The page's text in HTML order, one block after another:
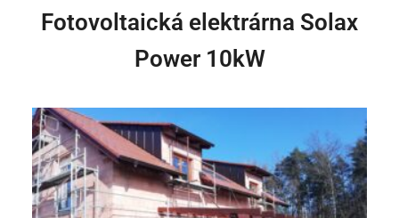
Fotovoltaická elektrárna Solax
Power 10kW